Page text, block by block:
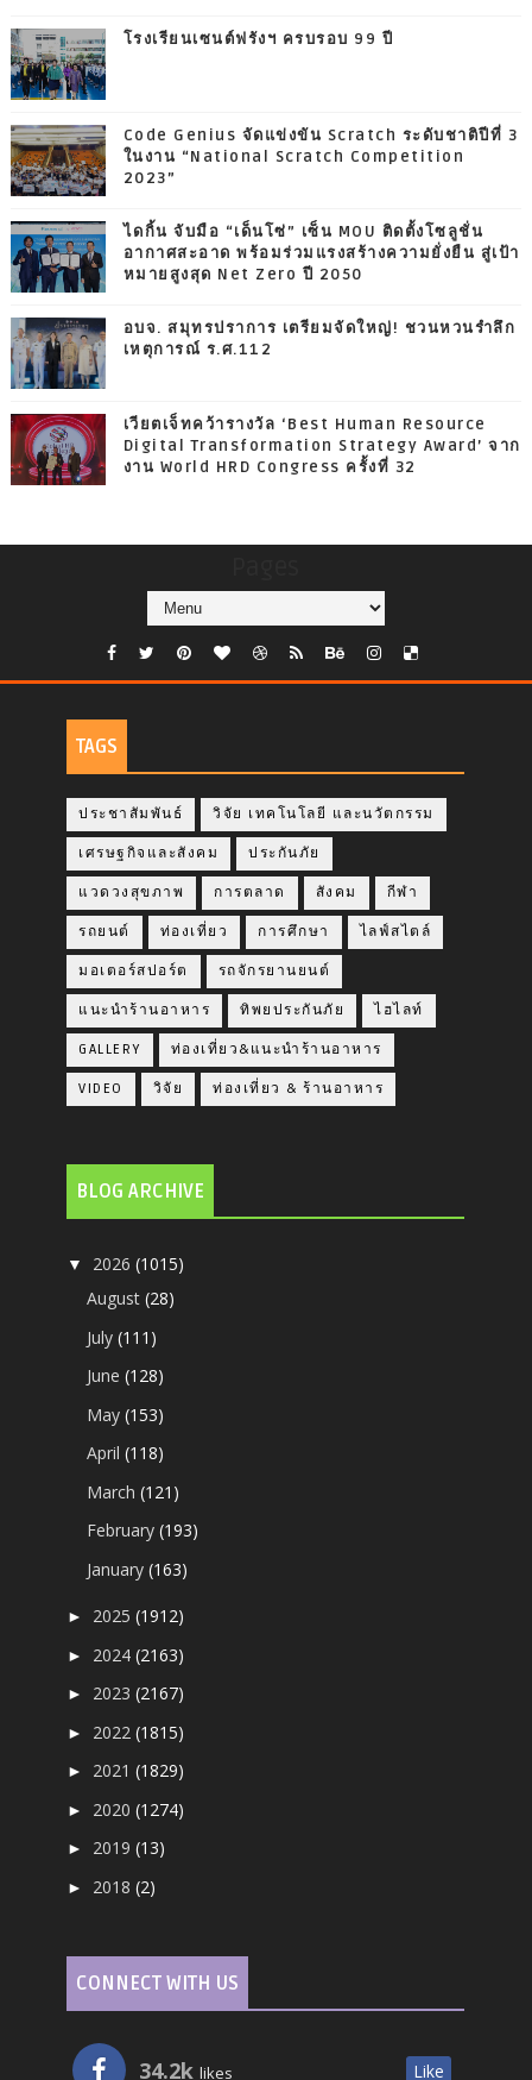
โรงเรียนเซนต์ฟรังฯ ครบรอบ 99 ปี
Code Genius จัดแข่งขัน Scratch ระดับชาติปีที่ 3
ในงาน “National Scratch Competition
2023”
ไดกิ้น จับมือ “เด็นโซ่” เซ็น MOU ติดตั้งโซลูชั่น
อากาศสะอาด พร้อมร่วมแรงสร้างความยั่งยืน สู่เป้า
หมายสูงสุด Net Zero ปี 2050
อบจ. สมุทรปราการ เตรียมจัดใหญ่! ชวนหวนรำลึก
เหตุการณ์ ร.ศ.112
เวียตเจ็ทคว้ารางวัล ‘Best Human Resource
Digital Transformation Strategy Award’ จาก
งาน World HRD Congress ครั้งที่ 32
TAGS
ประชาสัมพันธ์ วิจัย เทคโนโลยี และนวัตกรรม
เศรษฐกิจและสังคม ประกันภัย
แวดวงสุขภาพ การตลาด สังคม กีฬา
รถยนต์ ท่องเที่ยว การศึกษา ไลฟ์สไตล์
มอเตอร์สปอร์ต รถจักรยานยนต์
แนะนำร้านอาหาร ทิพยประกันภัย ไฮไลท์
GALLERY ท่องเที่ยว&แนะนำร้านอาหาร
VIDEO วิจัย ท่องเที่ยว & ร้านอาหาร
BLOG ARCHIVE
▼ 2026(1015)
August(28)
July(111)
June(128)
May(153)
April(118)
March(121)
February(193)
January(163)
► 2025(1912)
► 2024(2163)
► 2023(2167)
► 2022(1815)
► 2021(1829)
► 2020(1274)
► 2019(13)
► 2018(2)
CONNECT WITH US
34.2k likes Like